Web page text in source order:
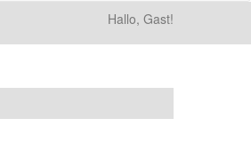
Hallo, Gast!